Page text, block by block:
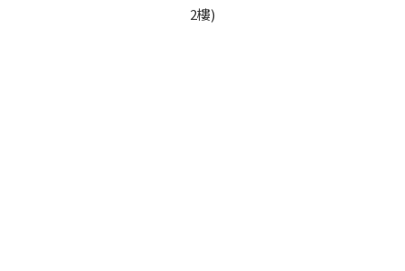
球的學術動態呢？難怪筆者私下與一些南大生交談，發現
他們多少對學習條件感到失望，表達想去美國留學或來臺
2樓)